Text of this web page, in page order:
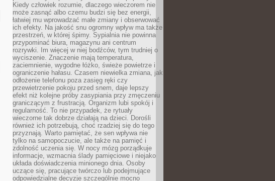
Kiedy człowiek rozumie, dlaczego wieczorem nie
może zasnąć albo czemu budzi się bez energii,
łatwiej mu wprowadzać małe zmiany i obserwować
ich efekty. Na jakość snu ogromny wpływ ma także
przestrzeń, w której śpimy. Sypialnia nie powinna
przypominać biura, magazynu ani centrum
rozrywki. Im więcej w niej bodźców, tym trudniej o
wyciszenie. Znaczenie mają temperatura,
zaciemnienie, wygodne łóżko, świeże powietrze i
ograniczenie hałasu. Czasem niewielka zmiana, jak
odłożenie telefonu poza zasięg ręki czy
przewietrzenie pokoju przed snem, daje lepszy
efekt niż kolejne próby zasypiania przy zmęczeniu
graniczącym z frustracją. Organizm lubi spokój i
regularność. To nie przypadek, że rytuały
wieczorne tak dobrze działają na dzieci. Dorośli
również ich potrzebują, choć rzadziej się do tego
przyznają. Warto pamiętać, że sen wpływa nie
tylko na samopoczucie, ale także na pamięć i
zdolność uczenia się. W nocy mózg porządkuje
informacje, wzmacnia ślady pamięciowe i niejako
układa doświadczenia minionego dnia. Osoby
uczące się, pracujące twórczo lub podejmujące
odpowiedzialne decyzje szczególnie mocno